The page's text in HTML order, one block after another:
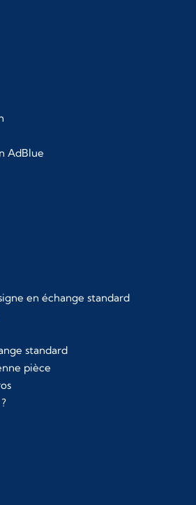
AdBlue
en échange standard
standard
pièce